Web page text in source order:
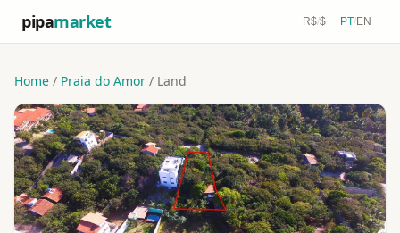
pipamarket R$/$ PT/EN
Home / Praia do Amor / Land